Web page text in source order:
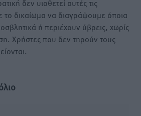
δεν υιοθετεί αυτές τις
το δικαίωμα να διαγράψουμε όποια
ή περιέχουν ύβρεις, χωρίς
Χρήστες που δεν τηρούν τους